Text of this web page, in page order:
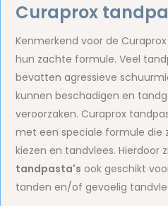
Curaprox
Kenmerkend voor de
hun zachte formule. Veel
bevatten agressieve
kunnen beschadigen en
veroorzaken. Curaprox
met een speciale formule die
kiezen en tandvlees. Hierdoor
tandpasta's ook geschikt
tanden en/of gevoelig